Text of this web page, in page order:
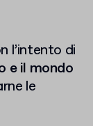
l’intento di
e il mondo
le